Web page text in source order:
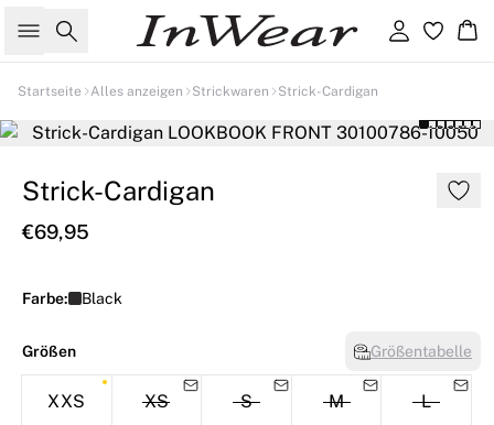
Suche Einloggen
Startseite Alles anzeigen Strickwaren Strick-Cardigan
Strick-Cardigan
€69,95
Farbe: Black
Größen Größentabelle
XXS XS S M L